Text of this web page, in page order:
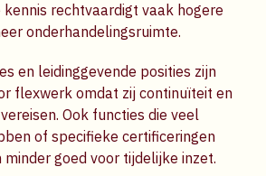
rechtvaardigt vaak hogere
onderhandelingsruimte.
en leidinggevende posities zijn
flexwerk omdat zij continuïteit en
Ook functies die veel
of specifieke certificeringen
minder goed voor tijdelijke inzet.